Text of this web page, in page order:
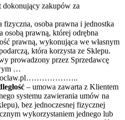
dokonujący zakupów za
fizyczna, osoba prawna i jednostka
osobą prawną, której odrębna
prawną, wykonująca we własnym
która korzysta ze Sklepu.
prowadzony przez Sprzedawcę
…
– umowa zawarta z Klientem
systemu zawierania umów na
bez jednoczesnej fizycznej
wykorzystaniem jednego lub